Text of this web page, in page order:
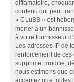
diffamatoire,
contenu qui peut
« CLuBB » est
mener à un
à votre fournisseur
Les adresses IP de
renforcement de ces
supprime, modifie,
nous estimons que
acceptez que toutes